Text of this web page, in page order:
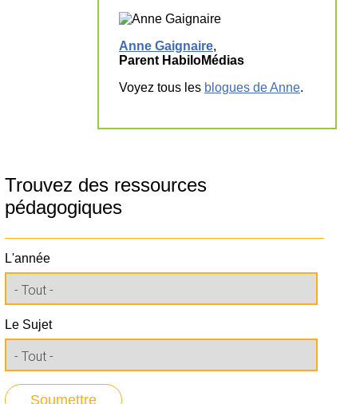
Anne Gaignaire,
Parent HabiloMédias
Voyez tous les blogues de Anne.
Trouvez des ressources
pédagogiques
L'année
Le Sujet